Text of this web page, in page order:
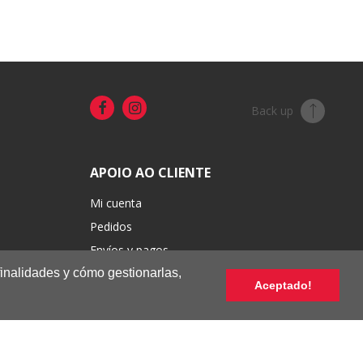
y cómo gestionarlas,
Aceptado!
Back up
APOIO AO CLIENTE
Mi cuenta
Pedidos
Envíos y pagos
Cambios y devoluciones
Términos de uso y privacidad